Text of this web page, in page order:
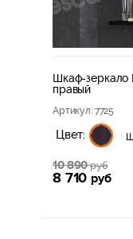
Шкаф-зеркало
правый
Артикул: 7725
Цвет:
10 890руб
8 710 руб